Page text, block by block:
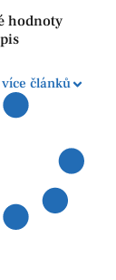
hodnoty
článků